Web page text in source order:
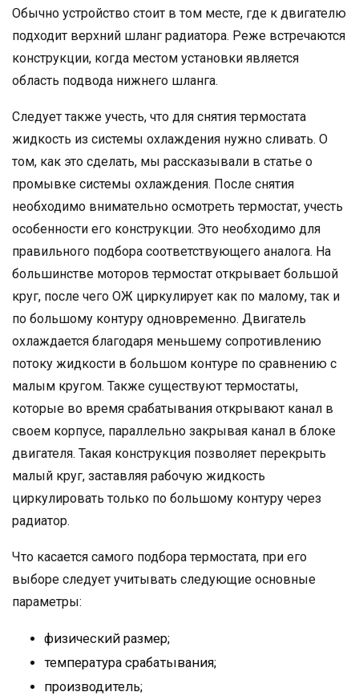
Обычно устройство стоит в том месте, где к двигателю
подходит верхний шланг радиатора. Реже встречаются
конструкции, когда местом установки является
область подвода нижнего шланга.
Следует также учесть, что для снятия термостата
жидкость из системы охлаждения нужно сливать. О
том, как это сделать, мы рассказывали в статье о
промывке системы охлаждения. После снятия
необходимо внимательно осмотреть термостат, учесть
особенности его конструкции. Это необходимо для
правильного подбора соответствующего аналога. На
большинстве моторов термостат открывает большой
круг, после чего ОЖ циркулирует как по малому, так и
по большому контуру одновременно. Двигатель
охлаждается благодаря меньшему сопротивлению
потоку жидкости в большом контуре по сравнению с
малым кругом. Также существуют термостаты,
которые во время срабатывания открывают канал в
своем корпусе, параллельно закрывая канал в блоке
двигателя. Такая конструкция позволяет перекрыть
малый круг, заставляя рабочую жидкость
циркулировать только по большому контуру через
радиатор.
Что касается самого подбора термостата, при его
выборе следует учитывать следующие основные
параметры:
физический размер;
температура срабатывания;
производитель;